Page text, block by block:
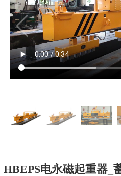
HBEPS电永磁起重器_